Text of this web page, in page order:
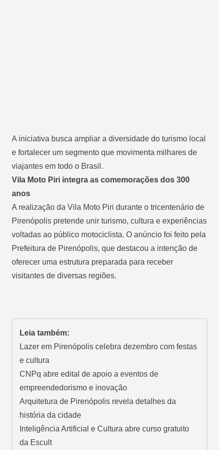
A iniciativa busca ampliar a diversidade do turismo local
e fortalecer um segmento que movimenta milhares de
viajantes em todo o Brasil.
Vila Moto Piri integra as comemorações dos 300
anos
A realização da Vila Moto Piri durante o tricentenário de
Pirenópolis pretende unir turismo, cultura e experiências
voltadas ao público motociclista. O anúncio foi feito pela
Prefeitura de Pirenópolis, que destacou a intenção de
oferecer uma estrutura preparada para receber
visitantes de diversas regiões.
Leia também:
Lazer em Pirenópolis celebra dezembro com festas
e cultura
CNPq abre edital de apoio a eventos de
empreendedorismo e inovação
Arquitetura de Pirenópolis revela detalhes da
história da cidade
Inteligência Artificial e Cultura abre curso gratuito
da Escult